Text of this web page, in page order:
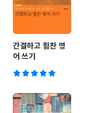
간결하고 힘찬 영
어 쓰기